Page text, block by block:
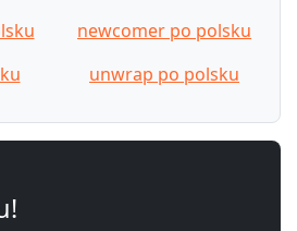
newcomer po polsku
unwrap po polsku